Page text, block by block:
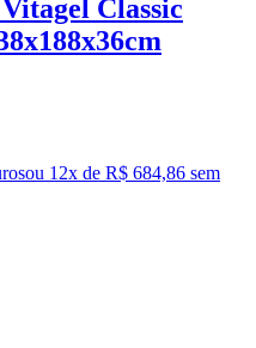
Classic
ou 12x de R$ 684,86 sem